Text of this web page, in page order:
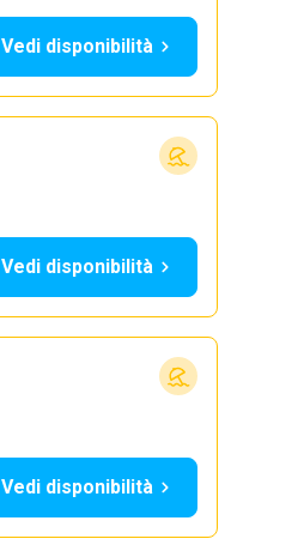
Vedi disponibilità
Vedi disponibilità
Vedi disponibilità